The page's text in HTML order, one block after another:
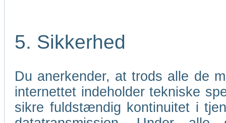
5. Sikkerhed
Du anerkender, at trods alle de
internettet indeholder tekniske
sikre fuldstændig kontinuitet i